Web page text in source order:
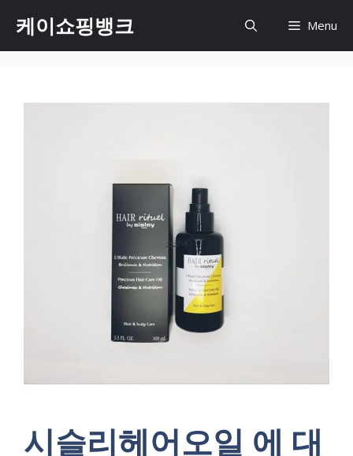
content
케이쇼핑뱅크 Menu
시슬리헤어오일 에 대